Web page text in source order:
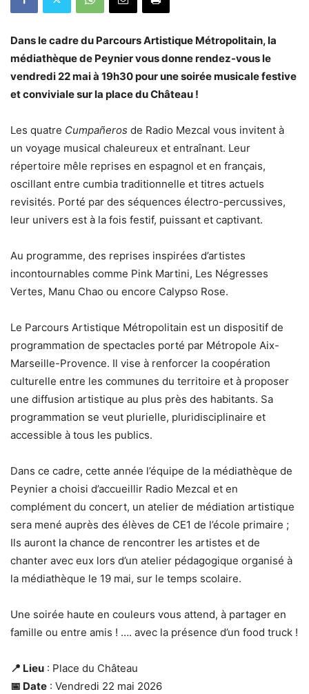
Dans le cadre du Parcours Artistique Métropolitain, la
médiathèque de Peynier vous donne rendez-vous le
vendredi 22 mai à 19h30 pour une soirée musicale festive
et conviviale sur la place du Château !
Les quatre Cumpañeros de Radio Mezcal vous invitent à
un voyage musical chaleureux et entraînant. Leur
répertoire mêle reprises en espagnol et en français,
oscillant entre cumbia traditionnelle et titres actuels
revisités. Porté par des séquences électro-percussives,
leur univers est à la fois festif, puissant et captivant.
Au programme, des reprises inspirées d’artistes
incontournables comme Pink Martini, Les Négresses
Vertes, Manu Chao ou encore Calypso Rose.
Le Parcours Artistique Métropolitain est un dispositif de
programmation de spectacles porté par Métropole Aix-
Marseille-Provence. Il vise à renforcer la coopération
culturelle entre les communes du territoire et à proposer
une diffusion artistique au plus près des habitants. Sa
programmation se veut plurielle, pluridisciplinaire et
accessible à tous les publics.
Dans ce cadre, cette année l’équipe de la médiathèque de
Peynier a choisi d’accueillir Radio Mezcal et en
complément du concert, un atelier de médiation artistique
sera mené auprès des élèves de CE1 de l’école primaire ;
Ils auront la chance de rencontrer les artistes et de
chanter avec eux lors d’un atelier pédagogique organisé à
la médiathèque le 19 mai, sur le temps scolaire.
Une soirée haute en couleurs vous attend, à partager en
famille ou entre amis ! …. avec la présence d’un food truck !
📍 Lieu : Place du Château
📅 Date : Vendredi 22 mai 2026